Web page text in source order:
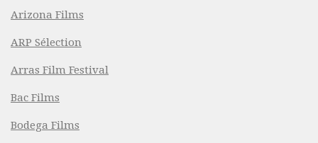
Arizona Films
ARP Sélection
Arras Film Festival
Bac Films
Bodega Films